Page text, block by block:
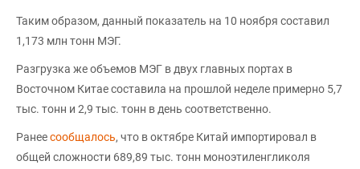
Таким образом, данный показатель на 10 ноября составил
1,173 млн тонн МЭГ.
Разгрузка же объемов МЭГ в двух главных портах в
Восточном Китае составила на прошлой неделе примерно 5,7
тыс. тонн и 2,9 тыс. тонн в день соответственно.
Ранеесообщалось, что в октябре Китай импортировал в
общей сложности 689,89 тыс. тонн моноэтиленгликоля